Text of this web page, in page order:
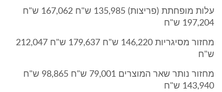
עלות מופחתת (פריצות) 135,985 ש"ח 167,062 ש"ח
197,204 ש"ח
מחזור מסיגריות 146,220 ש"ח 179,637 ש"ח 212,047
ש"ח
מחזור נותר שאר המוצרים 79,001 ש"ח 98,865 ש"ח
143,940 ש"ח